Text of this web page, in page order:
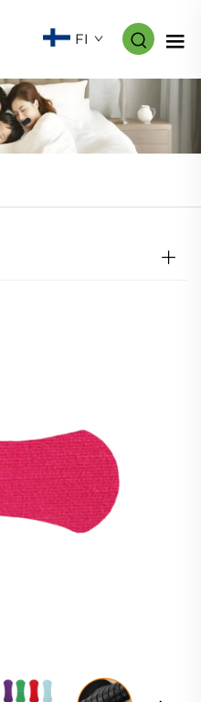
FI